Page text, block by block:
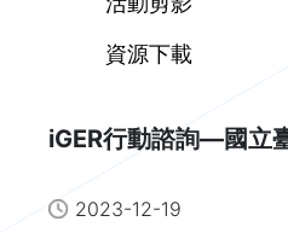
資源下載
iGER行動諮詢—國立
2023-12-19